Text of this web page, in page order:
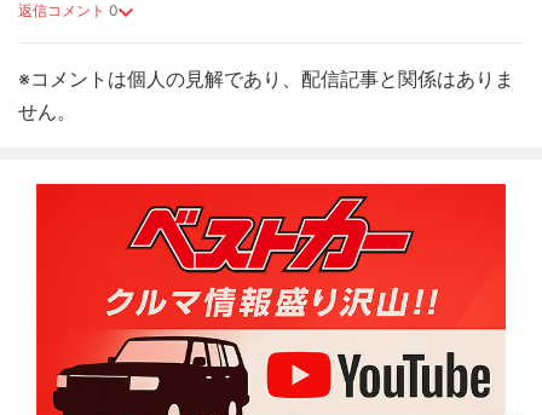
返信コメント 0
※コメントは個人の見解であり、配信記事と関係はありま
せん。